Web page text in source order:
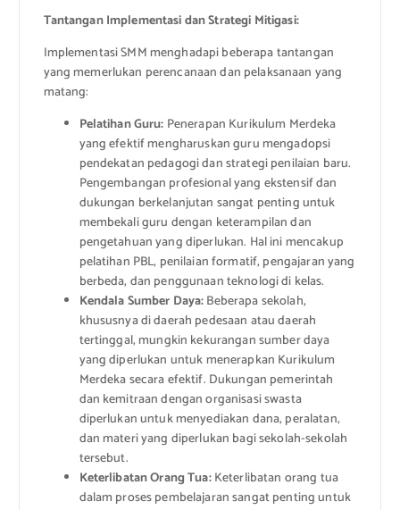
Tantangan Implementasi dan Strategi Mitigasi:
Implementasi SMM menghadapi beberapa tantangan
yang memerlukan perencanaan dan pelaksanaan yang
matang:
Pelatihan Guru: Penerapan Kurikulum Merdeka
yang efektif mengharuskan guru mengadopsi
pendekatan pedagogi dan strategi penilaian baru.
Pengembangan profesional yang ekstensif dan
dukungan berkelanjutan sangat penting untuk
membekali guru dengan keterampilan dan
pengetahuan yang diperlukan. Hal ini mencakup
pelatihan PBL, penilaian formatif, pengajaran yang
berbeda, dan penggunaan teknologi di kelas.
Kendala Sumber Daya:Beberapa sekolah,
khususnya di daerah pedesaan atau daerah
tertinggal, mungkin kekurangan sumber daya
yang diperlukan untuk menerapkan Kurikulum
Merdeka secara efektif. Dukungan pemerintah
dan kemitraan dengan organisasi swasta
diperlukan untuk menyediakan dana, peralatan,
dan materi yang diperlukan bagi sekolah-sekolah
tersebut.
Keterlibatan Orang Tua:Keterlibatan orang tua
dalam proses pembelajaran sangat penting untuk